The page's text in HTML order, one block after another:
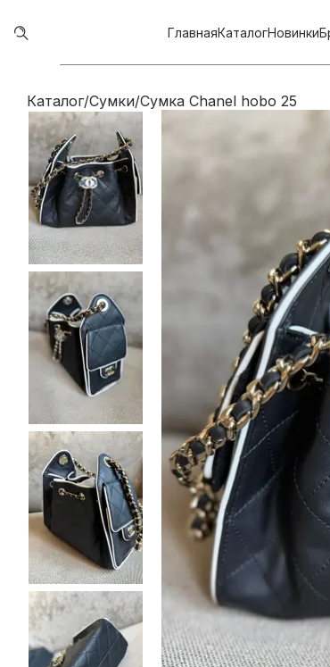
ГлавнаяКаталогНовинки
Каталог/Сумки/Сумка Chanel hobo 25